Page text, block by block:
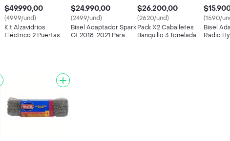
$49.990,00
(4999/und)
Kit Alzavidrios
Eléctrico 2 Puertas
$24.990,00
(2499/und)
Bisel Adaptador Spark
Gt 2018-2021 Para
$26.200,00
(2620/und)
Pack X2 Caballetes
Banquillo 3 Toneladas
(1590/
Bisel
Radio